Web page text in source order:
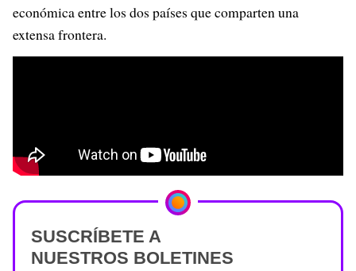
económica entre los dos países que comparten una
extensa frontera.
SUSCRÍBETE A
NUESTROS BOLETINES